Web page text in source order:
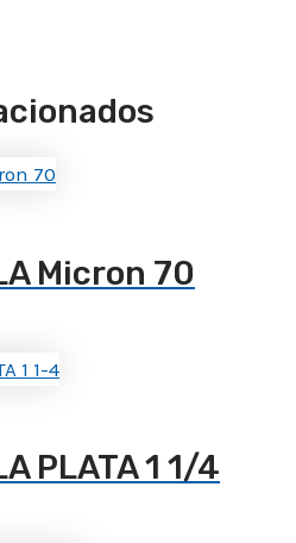
Micron 70
PLATA 1 1/4